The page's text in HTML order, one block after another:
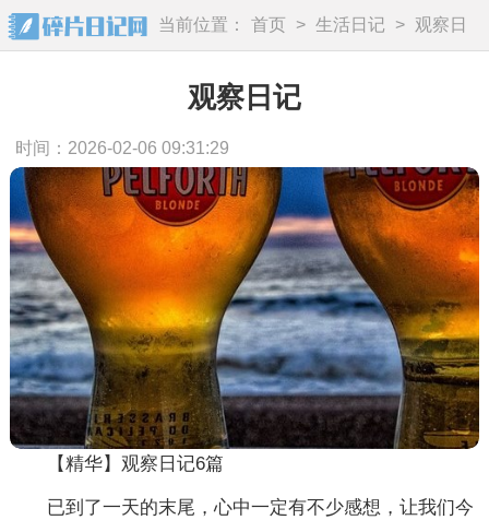
当前位置： 首页 > 生活日记 >
观察日
记
观察日记
时间：2026-02-06 09:31:29
【精华】观察日记6篇
已到了一天的末尾，心中一定有不少感想，让我们今